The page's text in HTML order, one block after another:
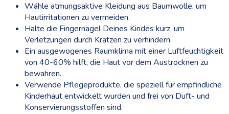
Wähle atmungsaktive Kleidung aus Baumwolle, um
Hautirritationen zu vermeiden.
Halte die Fingernägel Deines Kindes kurz, um
Verletzungen durch Kratzen zu verhindern.
Ein ausgewogenes Raumklima mit einer Luftfeuchtigkeit
von 40-60% hilft, die Haut vor dem Austrocknen zu
bewahren.
Verwende Pflegeprodukte, die speziell für empfindliche
Kinderhaut entwickelt wurden und frei von Duft- und
Konservierungsstoffen sind.